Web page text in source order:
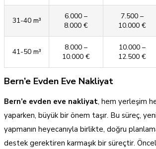
31-40 m³
6.000 –
8.000 €
7.500 –
10.000 €
41-50 m³
8.000 –
10.000 €
10.000 –
12.500 €
Bern’e Evden Eve Nakliyat
Bern’e evden eve nakliyat, hem yerleşim
yaparken, büyük bir önem taşır. Bu süreç,
yapmanın heyecanıyla birlikte, doğru
destek gerektiren karmaşık bir süreçtir.